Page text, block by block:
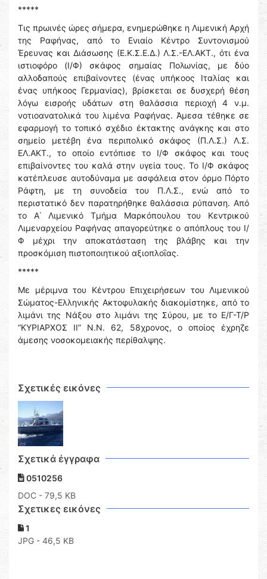
*****
Τις πρωινές ώρες σήμερα, ενημερώθηκε η Λιμενική Αρχή
της Ραφήνας, από το Ενιαίο Κέντρο Συντονισμού
Έρευνας και Διάσωσης (Ε.Κ.Σ.Ε.Δ.) Λ.Σ.-ΕΛ.ΑΚΤ., ότι ένα
ιστιοφόρο (Ι/Φ) σκάφος σημαίας Πολωνίας, με δύο
αλλοδαπούς επιβαίνοντες (ένας υπήκοος Ιταλίας και
ένας υπήκοος Γερμανίας), βρίσκεται σε δυσχερή θέση
λόγω εισροής υδάτων στη θαλάσσια περιοχή 4 ν.μ.
νοτιοανατολικά του λιμένα Ραφήνας. Άμεσα τέθηκε σε
εφαρμογή το τοπικό σχέδιο έκτακτης ανάγκης και στο
σημείο μετέβη ένα περιπολικό σκάφος (Π.Λ.Σ.) Λ.Σ.
ΕΛ.ΑΚΤ., το οποίο εντόπισε το Ι/Φ σκάφος και τους
επιβαίνοντες του καλά στην υγεία τους. Το Ι/Φ σκάφος
κατέπλευσε αυτοδύναμα με ασφάλεια στον όρμο Πόρτο
Ράφτη, με τη συνοδεία του Π.Λ.Σ., ενώ από το
περιστατικό δεν παρατηρήθηκε θαλάσσια ρύπανση. Από
το Α΄ Λιμενικό Τμήμα Μαρκόπουλου του Κεντρικού
Λιμεναρχείου Ραφήνας απαγορεύτηκε ο απόπλους του Ι/
Φ μέχρι την αποκατάσταση της βλάβης και την
προσκόμιση πιστοποιητικού αξιοπλοΐας.
*****
Με μέριμνα του Κέντρου Επιχειρήσεων του Λιμενικού
Σώματος-Ελληνικής Ακτοφυλακής διακομίστηκε, από το
λιμάνι της Νάξου στο λιμάνι της Σύρου, με το Ε/Γ-Τ/Ρ
“ΚΥΡΙΑΡΧΟΣ ΙΙ” Ν.Ν. 62, 58χρονος, ο οποίος έχρηζε
άμεσης νοσοκομειακής περίθαλψης.
Σχετικές εικόνες
Σχετικά έγγραφα
0510256
DOC - 79,5 KB
Σχετικες εικόνες
1
JPG - 46,5 KB